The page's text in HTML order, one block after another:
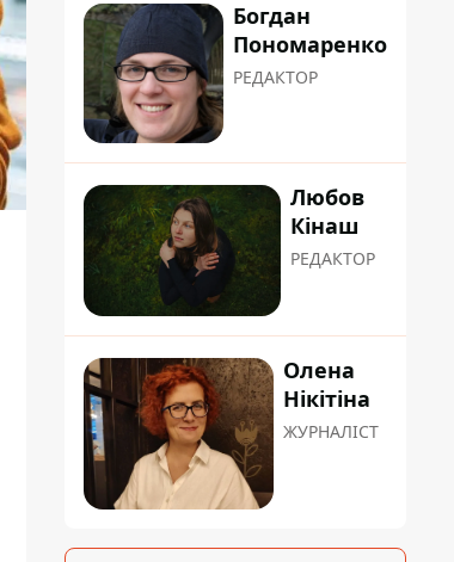
Богдан
Пономаренко
РЕДАКТОР
Любов
Кінаш
РЕДАКТОР
Олена
Нікітіна
ЖУРНАЛІСТ